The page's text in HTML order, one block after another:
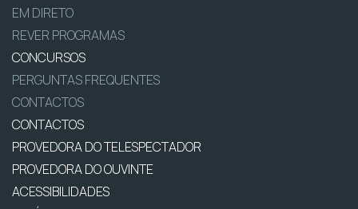
EM DIRETO
REVER PROGRAMAS
CONCURSOS
PERGUNTAS FREQUENTES
CONTACTOS
CONTACTOS
PROVEDORA DO TELESPECTADOR
PROVEDORA DO OUVINTE
ACESSIBILIDADES